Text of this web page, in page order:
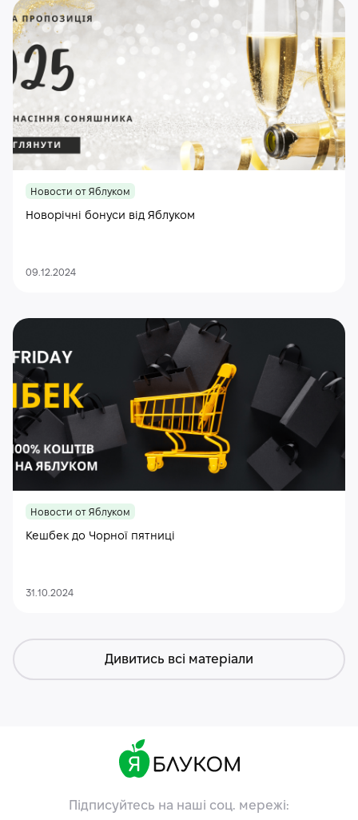
Новости от Яблуком
Новорічні бонуси від Яблуком
09.12.2024
Новости от Яблуком
Кешбек до Чорної пятниці
31.10.2024
Дивитись всі матеріали
Підписуйтесь на наші соц. мережі: